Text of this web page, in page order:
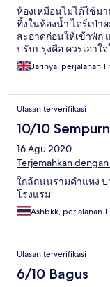
ห้องเหมือนไม่ได้ใช้ม
ทิ้งในห้องน้ำ ไดร์เป่า
สะอาดก่อนให้เข้าพัก
ปรับปรุงคือ ควรเอาใ
Jarinya, perjalanan 1
Ulasan terverifikasi
10/10
16 Agu 2020
Terjemahkan
ใกล้ถนนรามคำแหง ป
โรงแรม
Ashbkk, perjalanan 1
Ulasan terverifikasi
6/10 Bagus